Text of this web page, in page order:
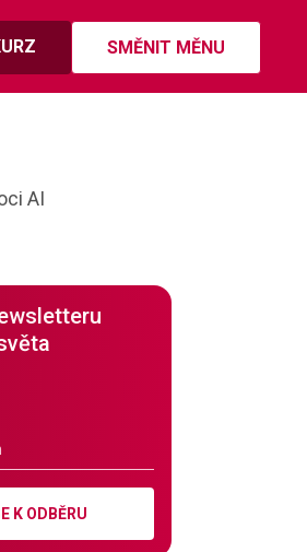
SMĚNIT MĚNU
AI
K ODBĚRU